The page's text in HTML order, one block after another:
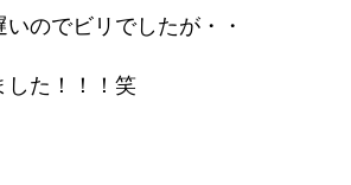
のでビリでしたが・・
した！！！笑